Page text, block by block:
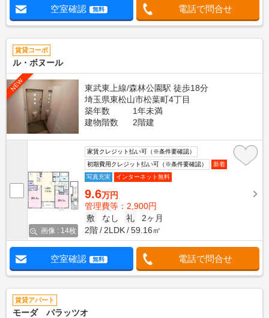
空室確認 無料 電話で問合せ
賃貸コーポ
ル・ボヌール
NEW
東武東上線/森林公園駅 徒歩18分
埼玉県東松山市松葉町4丁目
築年数
1年未満
建物階数
2階建
画像 : 14枚
家賃クレジット払い可（※条件要確認）
初期費用クレジット払い可（※条件要確認）
新着
写真充実
インターネット無料
9.6万円
管理費等：2,900円
敷
なし 礼
2ヶ月
2階
2LDK 59.16㎡
空室確認 無料 電話で問合せ
賃貸アパート
モーダ パラッツオ